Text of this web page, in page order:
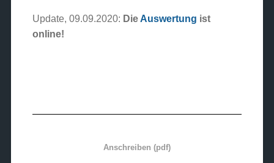
Update, 09.09.2020: DieAuswertung ist
online!
Anschreiben (pdf)